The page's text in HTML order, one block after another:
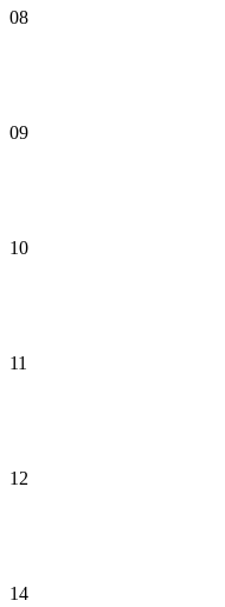
08
09
10
11
12
14